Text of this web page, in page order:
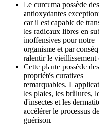
Le curcuma possède
antioxydantes
car il est capable de
les radicaux libres en
inoffensives pour notre
organisme et par
ralentir le vieillissement
Cette plante possède des
propriétés curatives
remarquables.
les plaies, les brûlures,
d'insectes et les
accélérer le processus de
guérison.